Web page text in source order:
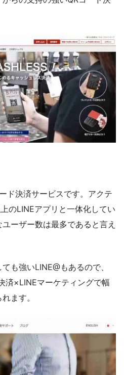
ド決済サービスです。アクテ
のLINEアプリと一体化してい
ーザー数は最多であると言え
も強いLINE@もあるので、
済×LINEマーケティングで幅
ます。